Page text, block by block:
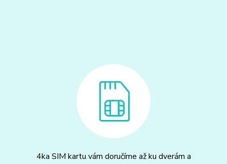
4ka SIM kartu vám doručíme až ku dverám a